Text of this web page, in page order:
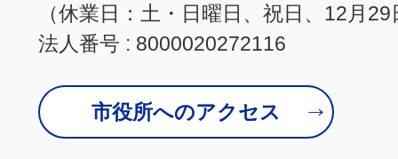
（休業日：土・日曜日、祝日、12月
法人番号 : 8000020272116
市役所へのアクセス